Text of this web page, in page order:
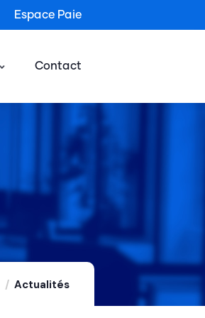
Espace Paie
Contact
Actualités